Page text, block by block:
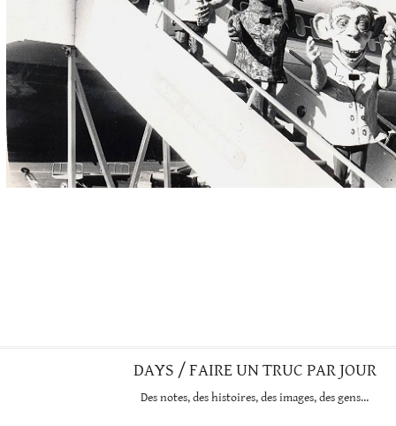
DAYS / FAIRE UN TRUC PAR JOUR
Des notes, des histoires, des images, des gens…